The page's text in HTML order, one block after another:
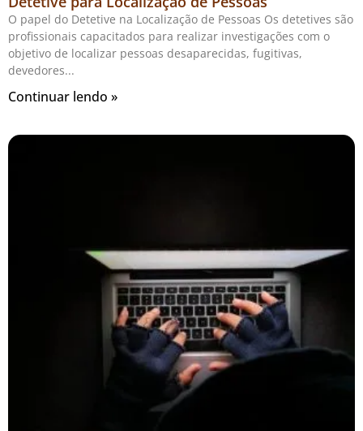
O papel do Detetive na Localização de Pessoas Os detetives são
profissionais capacitados para realizar investigações com o
objetivo de localizar pessoas desaparecidas, fugitivas,
devedores
Continuar lendo »